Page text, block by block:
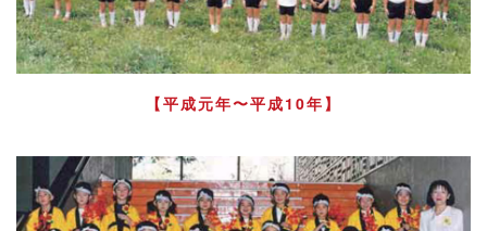
【平成元年〜平成10年】